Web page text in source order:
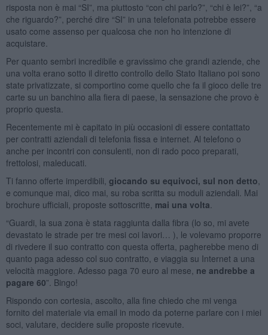
risposta non è mai “SI”, ma piuttosto “con chi parlo?”, “chi è lei?”, “a
che riguardo?”, perché dire “SI” in una telefonata potrebbe essere
usato come assenso per qualcosa che non ho intenzione di
acquistare.
Per quanto sembri incredibile e gravissimo che grandi aziende, che
una volta erano sotto il diretto controllo dello Stato Italiano poi sono
state privatizzate, si comportino come quello che fa il gioco delle tre
carte su un banchino alla fiera di paese, la sensazione che provo è
proprio questa.
Recentemente mi è capitato in più occasioni di essere contattato
per contratti aziendali di telefonia fissa e internet. Al telefono o
anche per incontri con consulenti, non di rado poco preparati,
frettolosi, maleducati.
Ti fanno offerte imperdibili, giocando su equivoci, sul non detto
e comunque mai, dico mai, su roba scritta su moduli aziendali. Mai
brochure ufficiali, proposte sottoscritte, mai una volta
“Guardi, la sua zona è stata raggiunta dalla fibra (lo so, mi avete
devastato le strade per tre mesi coi lavori… ), le volevamo proporre
di rivedere il suo contratto con questa offerta, pagherebbe meno di
quanto paga adesso col suo contratto, e viaggia su Internet a una
velocità maggiore. Adesso paga 70 euro al mese, ne andrebbe a
pagare 60”. Bingo!
Rispondo con cortesia, ascolto, alla fine chiedo che mi venga
fornito del materiale via email in modo da poterne parlare con i miei
soci, valutare, decidere sulle proposte ricevute.